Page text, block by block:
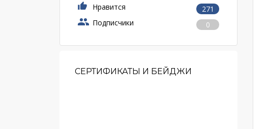
Нравится
271
Подписчики
0
СЕРТИФИКАТЫ И БЕЙДЖИ